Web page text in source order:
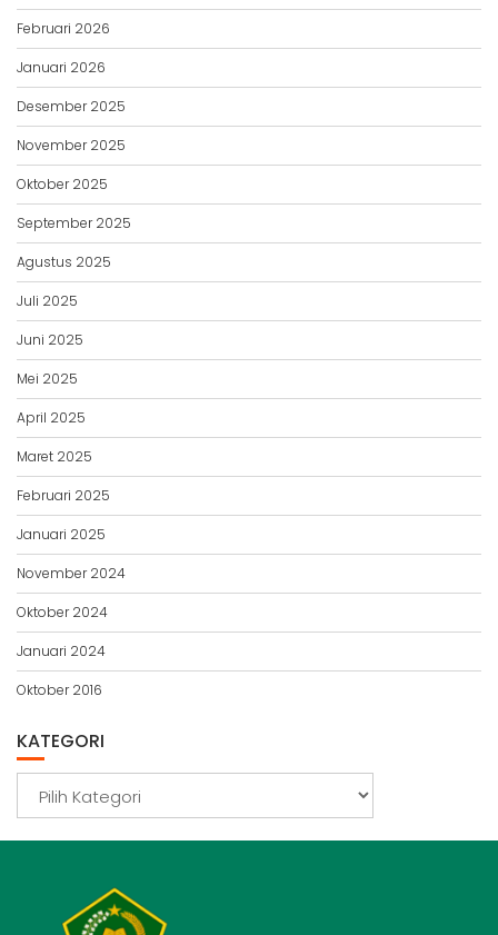
Februari 2026
Januari 2026
Desember 2025
November 2025
Oktober 2025
September 2025
Agustus 2025
Juli 2025
Juni 2025
Mei 2025
April 2025
Maret 2025
Februari 2025
Januari 2025
November 2024
Oktober 2024
Januari 2024
Oktober 2016
KATEGORI